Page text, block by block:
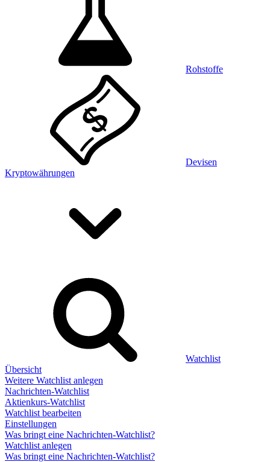
Rohstoffe
Devisen
Kryptowährungen
Watchlist
Übersicht
Weitere Watchlist anlegen
Nachrichten-Watchlist
Aktienkurs-Watchlist
Watchlist bearbeiten
Einstellungen
Was bringt eine Nachrichten-Watchlist?
Watchlist anlegen
Was bringt eine Nachrichten-Watchlist?